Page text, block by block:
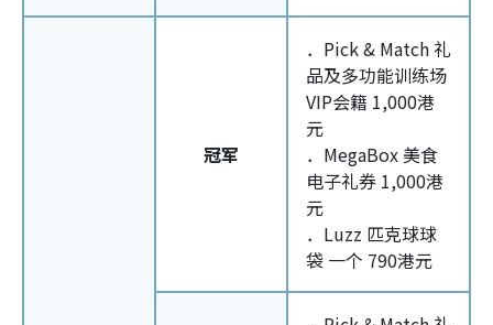
冠军
．Pick & Match 礼
品及多功能训练场
VIP会籍 1,000港
元
．MegaBox 美食
电子礼券 1,000港
元
．Luzz 匹克球球
袋 一个 790港元